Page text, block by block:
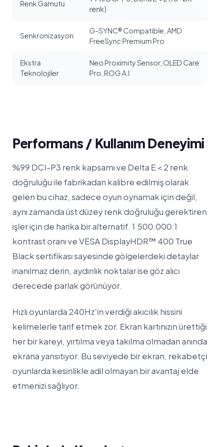
Renk Gamutu
renk)
Senkronizasyon
G-SYNC® Compatible, AMD
FreeSync Premium Pro
Ekstra
Teknolojiler
Neo Proximity Sensor, OLED Care
Pro, ROG A.I
Performans / Kullanım Deneyimi
%99 DCI-P3 renk kapsamı ve Delta E < 2 renk
doğruluğu ile fabrikadan kalibre edilmiş olarak
gelen bu cihaz, sadece oyun oynamak için değil,
aynı zamanda üst düzey renk doğruluğu gerektiren
işler için de harika bir alternatif. 1.500.000:1
kontrast oranı ve VESA DisplayHDR™ 400 True
Black sertifikası sayesinde gölgelerdeki detaylar
inanılmaz derin, aydınlık noktalar ise göz alıcı
derecede parlak görünüyor.
Hızlı oyunlarda 240Hz'in verdiği akıcılık hissini
kelimelerle tarif etmek zor. Ekran kartınızın ürettiği
her bir kareyi, yırtılma veya takılma olmadan anında
ekrana yansıtıyor. Bu seviyede bir ekran, rekabetçi
oyunlarda kesinlikle adil olmayan bir avantaj elde
etmenizi sağlıyor.